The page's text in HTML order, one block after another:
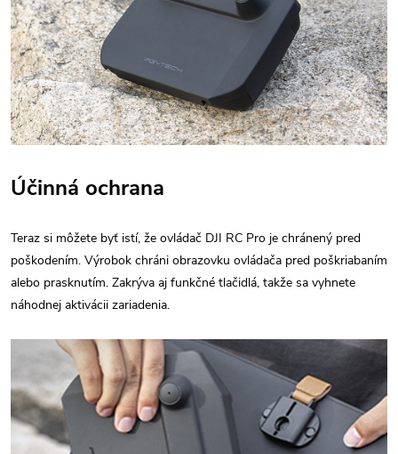
Účinná ochrana
Teraz si môžete byť istí, že ovládač DJI RC Pro je chránený pred
poškodením. Výrobok chráni obrazovku ovládača pred poškriabaním
alebo prasknutím. Zakrýva aj funkčné tlačidlá, takže sa vyhnete
náhodnej aktivácii zariadenia.